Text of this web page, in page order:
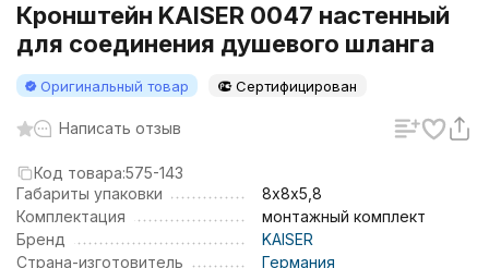
Кронштейн KAISER 0047 настенный
для соединения душевого шланга
Оригинальный товар Сертифицирован
Написать отзыв
Код товара:575-143
Габариты упаковки
8х8х5,8
Комплектация
монтажный комплект
Бренд
KAISER
Страна-изготовитель
Германия